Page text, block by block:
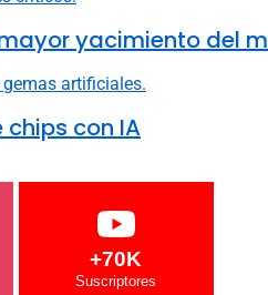
yacimiento del
con IA
+70K